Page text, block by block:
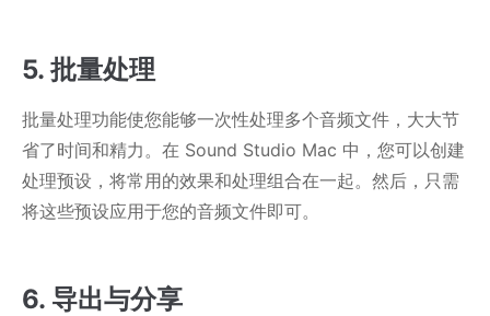
5. 批量处理
批量处理功能使您能够一次性处理多个音频文件，大大节
省了时间和精力。在 Sound Studio Mac 中，您可以创建
处理预设，将常用的效果和处理组合在一起。然后，只需
将这些预设应用于您的音频文件即可。
6. 导出与分享